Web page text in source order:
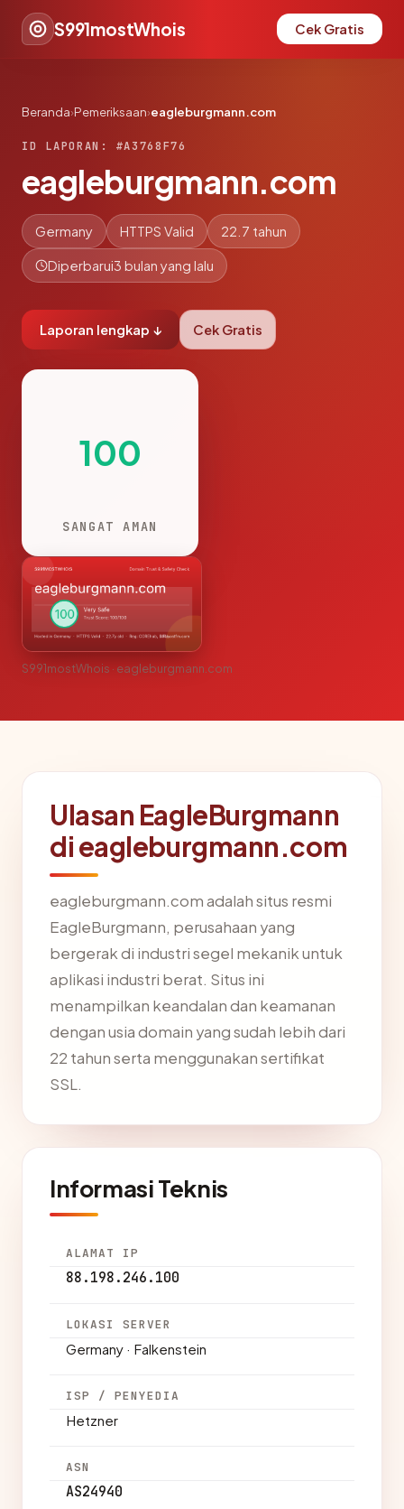
S991mostWhois Cek Gratis
Beranda›Pemeriksaan›eagleburgmann.com
ID LAPORAN: #A3768F76
eagleburgmann.com
Germany HTTPS Valid 22.7 tahun
Diperbarui3 bulan yang lalu
Laporan lengkap ↓ Cek Gratis
100
SANGAT AMAN
S991mostWhois · eagleburgmann.com
Ulasan EagleBurgmann
di eagleburgmann.com
eagleburgmann.com adalah situs resmi
EagleBurgmann, perusahaan yang
bergerak di industri segel mekanik untuk
aplikasi industri berat. Situs ini
menampilkan keandalan dan keamanan
dengan usia domain yang sudah lebih dari
22 tahun serta menggunakan sertifikat
SSL.
Informasi Teknis
ALAMAT IP
88.198.246.100
LOKASI SERVER
Germany · Falkenstein
ISP / PENYEDIA
Hetzner
ASN
AS24940